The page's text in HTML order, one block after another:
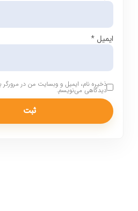
ایمیل *
ذخیره نام، ایمیل و وبسایت من در مرورگر
دیدگاهی می‌نویسم.